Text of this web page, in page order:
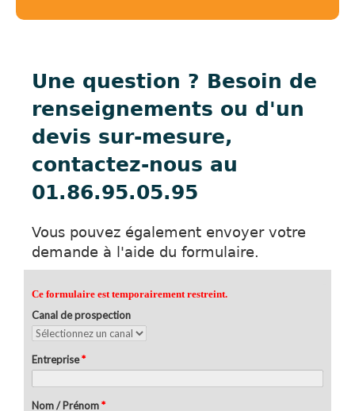
Une question ? Besoin de
renseignements ou d'un
devis sur-mesure,
contactez-nous au
01.86.95.05.95
Vous pouvez également envoyer votre
demande à l'aide du formulaire.